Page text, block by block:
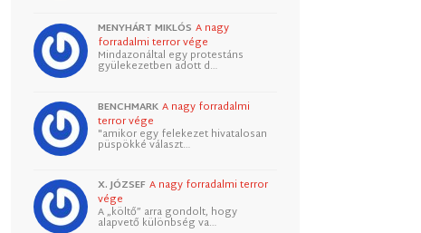
MENYHÁRT MIKLÓS A nagy
forradalmi terror vége
Mindazonáltal egy protestáns
gyülekezetben adott d…
BENCHMARK A nagy forradalmi
terror vége
"amikor egy felekezet hivatalosan
püspökké választ…
X. JÓZSEF A nagy forradalmi terror
vége
A „költő” arra gondolt, hogy
alapvető különbség va…